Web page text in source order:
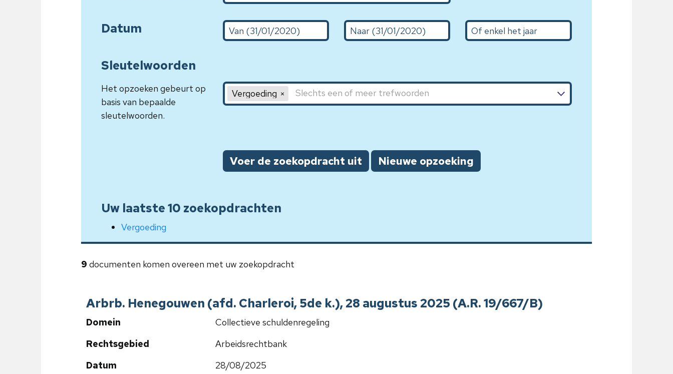
Datum De (d/m/Y) Naar (31/01/2020) Het jaar
Sleutelwoorden
Het opzoeken gebeurt op
basis van bepaalde
sleutelwoorden.
Sleutelwoord 1, sleutelwoord 2, sleutelwoord 3
Vergoeding
Voer de zoekopdracht uit Nieuwe opzoeking
Uw laatste 10 zoekopdrachten
Vergoeding
9 documenten komen overeen met uw zoekopdracht
Arbrb. Henegouwen (afd. Charleroi, 5de k.), 28 augustus 2025 (A.R. 19/667/B)
Domein
Collectieve schuldenregeling
Rechtsgebied
Arbeidsrechtbank
Datum
28/08/2025